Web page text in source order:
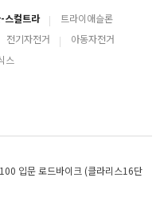
스컬트라
트라이애슬론
전기자전거
아동자전거
스
입문 로드바이크 (클라리스16단